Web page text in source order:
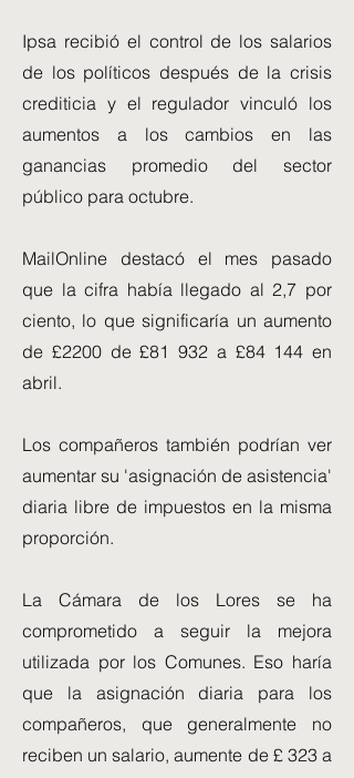
Ipsa recibió el control de los salarios
de los políticos después de la crisis
crediticia y el regulador vinculó los
aumentos a los cambios en las
ganancias promedio del sector
público para octubre.
MailOnline destacó el mes pasado
que la cifra había llegado al 2,7 por
ciento, lo que significaría un aumento
de £2200 de £81 932 a £84 144 en
abril.
Los compañeros también podrían ver
aumentar su 'asignación de asistencia'
diaria libre de impuestos en la misma
proporción.
La Cámara de los Lores se ha
comprometido a seguir la mejora
utilizada por los Comunes. Eso haría
que la asignación diaria para los
compañeros, que generalmente no
reciben un salario, aumente de £ 323 a